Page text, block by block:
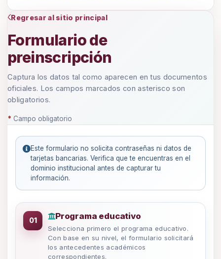
Regresar al sitio principal
Formulario de
preinscripción
Captura los datos tal como aparecen en tus documentos
oficiales. Los campos marcados con asterisco son
obligatorios.
* Campo obligatorio
Este formulario no solicita contraseñas ni datos de
tarjetas bancarias. Verifica que te encuentras en el
dominio institucional antes de capturar tu
información.
Programa educativo solicitado
01 Programa educativo
Selecciona primero el programa educativo.
Con base en su nivel, el formulario solicitará
los antecedentes académicos
correspondientes.